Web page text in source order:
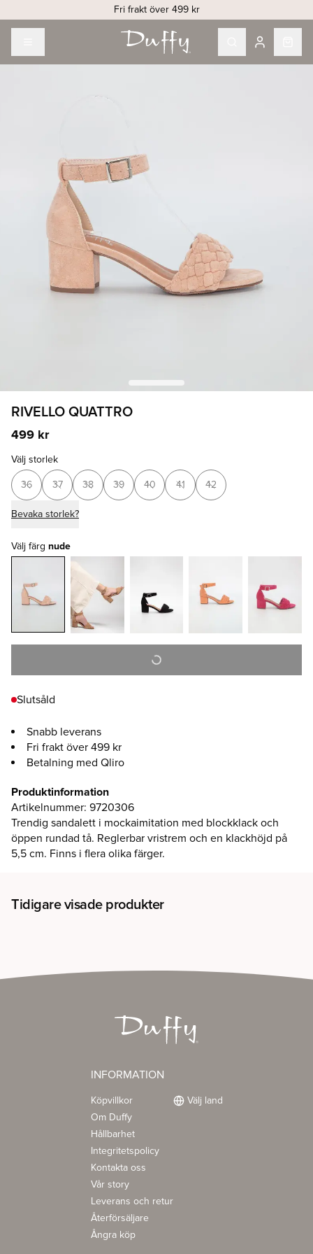
Fri frakt över 499 kr
RIVELLO QUATTRO
499 kr
Välj storlek
36 37 38 39 40 41 42
Bevaka storlek?
Välj färg nude
Slutsåld
Snabb leverans
Fri frakt över 499 kr
Betalning med Qliro
Produktinformation
Artikelnummer: 9720306
Trendig sandalett i mockaimitation med blockklack och
öppen rundad tå. Reglerbar vristrem och en klackhöjd på
5,5 cm. Finns i flera olika färger.
Tidigare visade produkter
INFORMATION
Köpvillkor
Om Duffy
Hållbarhet
Integritetspolicy
Kontakta oss
Vår story
Leverans och retur
Återförsäljare
Ångra köp
Välj land